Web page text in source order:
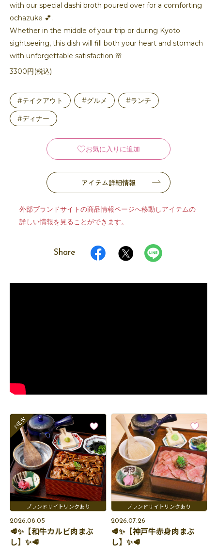
with our special dashi broth poured over for a comforting
ochazuke 💕.
Whether in the middle of your trip or during Kyoto
sightseeing, this dish will fill both your heart and stomach
with unforgettable satisfaction 🌸
3300円(税込)
#テイクアウト #グルメ #ランチ
#ディナー
お気に入りに追加
アイテム詳細情報
外部ブランドサイトの商品情報ページへ移動しアイテムの
詳しい情報を見ることができます。
Share
2026.08.05
🥩✨【和牛カルビ肉まぶ
し】✨🥩
2026.07.26
🥩✨【神戸牛赤身肉まぶ
し】✨🥩